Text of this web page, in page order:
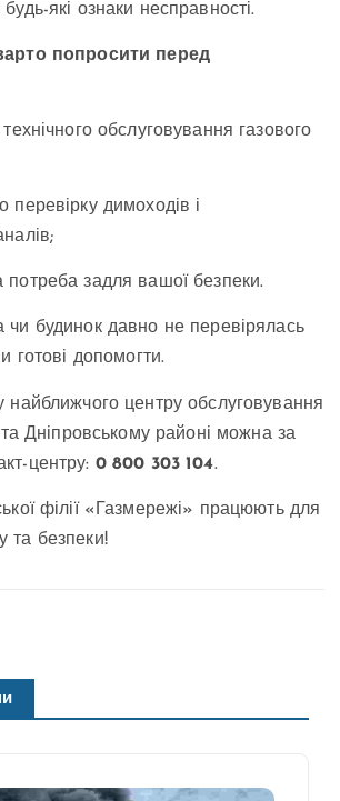
які ознаки несправності.
попросити перед
обслуговування газового
перевірку димоходів і
потреба задля вашої безпеки.
будинок давно не перевірялась
готові допомогти.
найближчого центру обслуговування
та Дніпровському районі можна за
центру: 0 800 303 104.
філії «Газмережі» працюють для
та безпеки!